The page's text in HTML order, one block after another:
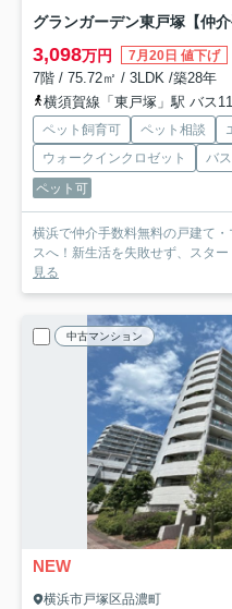
3,098万円 7月20日 値下げ
7階 / 75.72㎡ / 3LDK /築28年
横須賀線「東戸塚」駅 バス
ペット飼育可 ペット相談
ウォークインクロゼット
バ
ペット可
横浜で仲介手数料無料の戸建て
スへ！新生活を失敗せず、スタ
見る
中古マンション
NEW
横浜市戸塚区品濃町